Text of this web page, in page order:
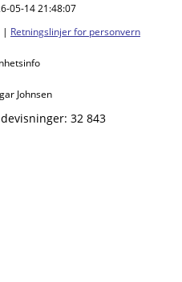
05-14 21:48:07
| Retningslinjer for personvern
Johnsen
32 843